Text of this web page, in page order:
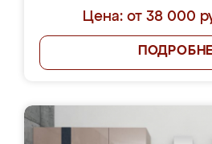
Цена: от 38 000